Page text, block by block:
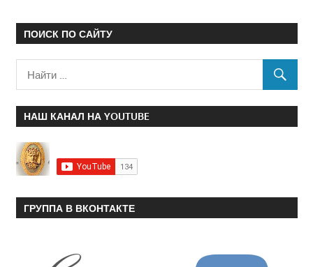
ПОИСК ПО САЙТУ
НАШ КАНАЛ НА YOUTUBE
ГРУППА В ВКОНТАКТЕ